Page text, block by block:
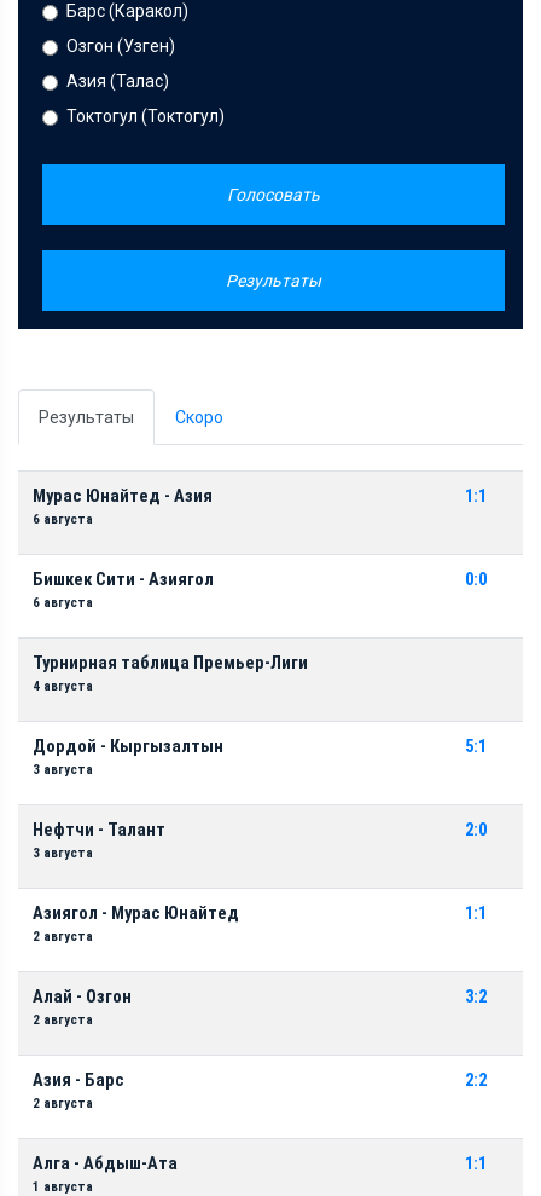
Барс (Каракол)
Озгон (Узген)
Азия (Талас)
Токтогул (Токтогул)
Голосовать
Результаты
Результаты Скоро
Мурас Юнайтед - Азия
6 августа
1:1
Бишкек Сити - Азиягол
6 августа
0:0
Турнирная таблица Премьер-Лиги
4 августа
Дордой - Кыргызалтын
3 августа
5:1
Нефтчи - Талант
3 августа
2:0
Азиягол - Мурас Юнайтед
2 августа
1:1
Алай - Озгон
2 августа
3:2
Азия - Барс
2 августа
2:2
Алга - Абдыш-Ата
1 августа
1:1